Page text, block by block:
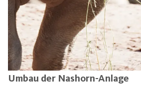
Umbau der Nashorn-Anlage